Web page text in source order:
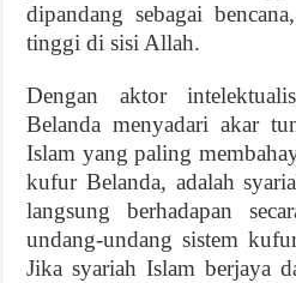
dipandang sebagai
tinggi di sisi Allah.
Dengan aktor
Belanda menyadari akar
Islam yang paling
kufur Belanda, adalah
langsung berhadapan
undang-undang sistem
Jika syariah Islam berjaya